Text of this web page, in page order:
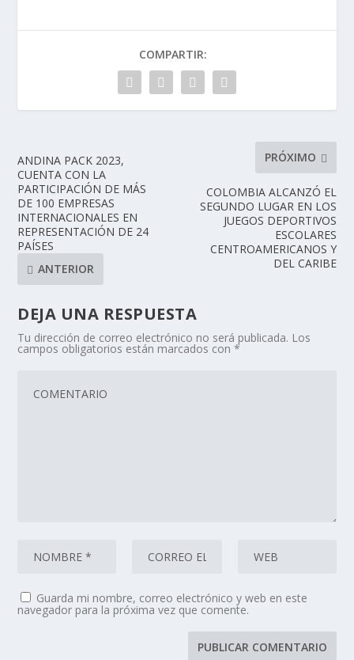
COMPARTIR:
ANDINA PACK 2023,
CUENTA CON LA
PARTICIPACIÓN DE MÁS
DE 100 EMPRESAS
INTERNACIONALES EN
REPRESENTACIÓN DE 24
PAÍSES
ANTERIOR
PRÓXIMO
COLOMBIA ALCANZÓ EL
SEGUNDO LUGAR EN LOS
JUEGOS DEPORTIVOS
ESCOLARES
CENTROAMERICANOS Y
DEL CARIBE
DEJA UNA RESPUESTA
Tu dirección de correo electrónico no será publicada. Los
campos obligatorios están marcados con*
Guarda mi nombre, correo electrónico y web en este
navegador para la próxima vez que comente.